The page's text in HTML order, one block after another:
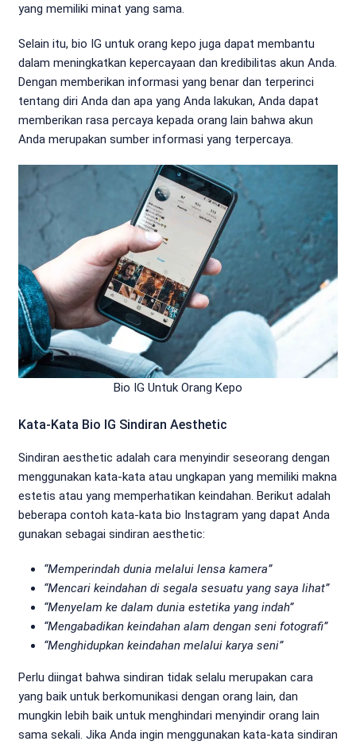
yang memiliki minat yang sama.
Selain itu, bio IG untuk orang kepo juga dapat membantu
dalam meningkatkan kepercayaan dan kredibilitas akun Anda.
Dengan memberikan informasi yang benar dan terperinci
tentang diri Anda dan apa yang Anda lakukan, Anda dapat
memberikan rasa percaya kepada orang lain bahwa akun
Anda merupakan sumber informasi yang terpercaya.
Bio IG Untuk Orang Kepo
Kata-Kata Bio IG Sindiran Aesthetic
Sindiran aesthetic adalah cara menyindir seseorang dengan
menggunakan kata-kata atau ungkapan yang memiliki makna
estetis atau yang memperhatikan keindahan. Berikut adalah
beberapa contoh kata-kata bio Instagram yang dapat Anda
gunakan sebagai sindiran aesthetic:
“Memperindah dunia melalui lensa kamera”
“Mencari keindahan di segala sesuatu yang saya lihat”
“Menyelam ke dalam dunia estetika yang indah”
“Mengabadikan keindahan alam dengan seni fotografi”
“Menghidupkan keindahan melalui karya seni”
Perlu diingat bahwa sindiran tidak selalu merupakan cara
yang baik untuk berkomunikasi dengan orang lain, dan
mungkin lebih baik untuk menghindari menyindir orang lain
sama sekali. Jika Anda ingin menggunakan kata-kata sindiran